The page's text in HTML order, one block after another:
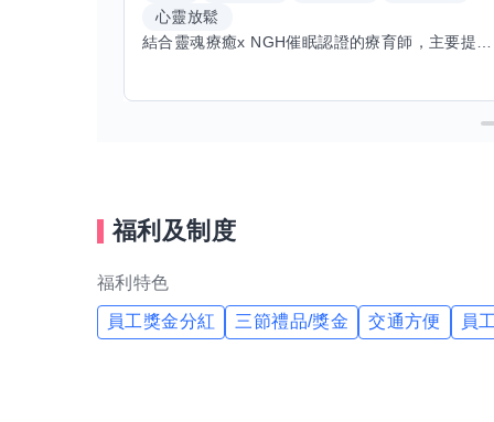
心靈放鬆
結合靈魂療癒x NGH催眠認證的療育師，主要提供潛意識探索和靈魂導向的催眠療育。你會全程100%清醒跟我對話。
福利及制度
福利特色
員工獎金分紅 三節禮品/獎金 交通方便 員